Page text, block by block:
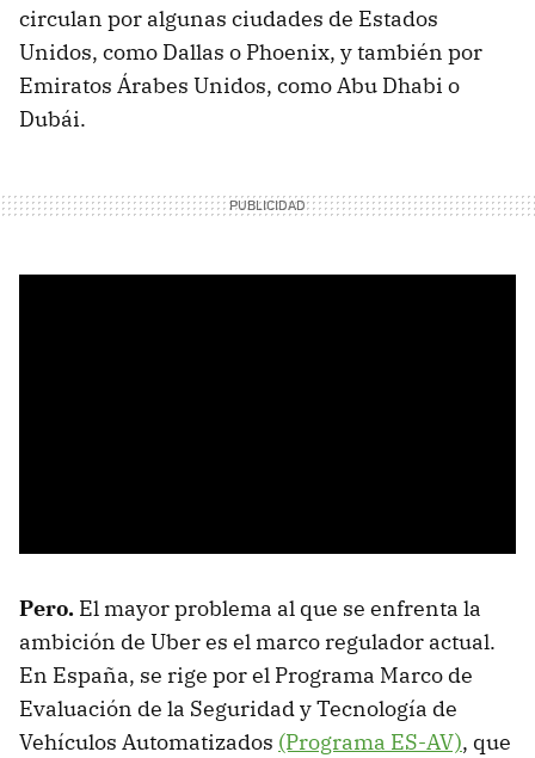
circulan por algunas ciudades de Estados
Unidos, como Dallas o Phoenix, y también por
Emiratos Árabes Unidos, como Abu Dhabi o
Dubái.
Pero. El mayor problema al que se enfrenta la
ambición de Uber es el marco regulador actual.
En España, se rige por el Programa Marco de
Evaluación de la Seguridad y Tecnología de
Vehículos Automatizados (Programa ES-AV), que